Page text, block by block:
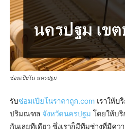
ซ่อมเปียโน นครปฐม
รับซ่อมเปียโนราคาถูก.com เราให้บ
ปริมณฑล จังหวัดนครปฐม โดยให้บริ
กันเลยทีเดียว ซึ่งเราก็มีทีมช่างที่มีค